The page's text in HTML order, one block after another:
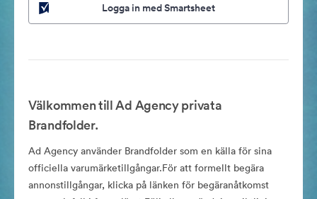
Logga in med Smartsheet
Välkommen till Ad Agency privata
Brandfolder.
Ad Agency använder Brandfolder som en källa för sina
officiella varumärketillgångar.För att formellt begära
annonstillgångar, klicka på länken för begäranåtkomst